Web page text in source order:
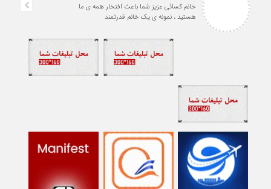
خانم کسائی عزیز شما باعث افتخار همه ی ما
هستید ، نمونه ی یک خانم قدرتمند